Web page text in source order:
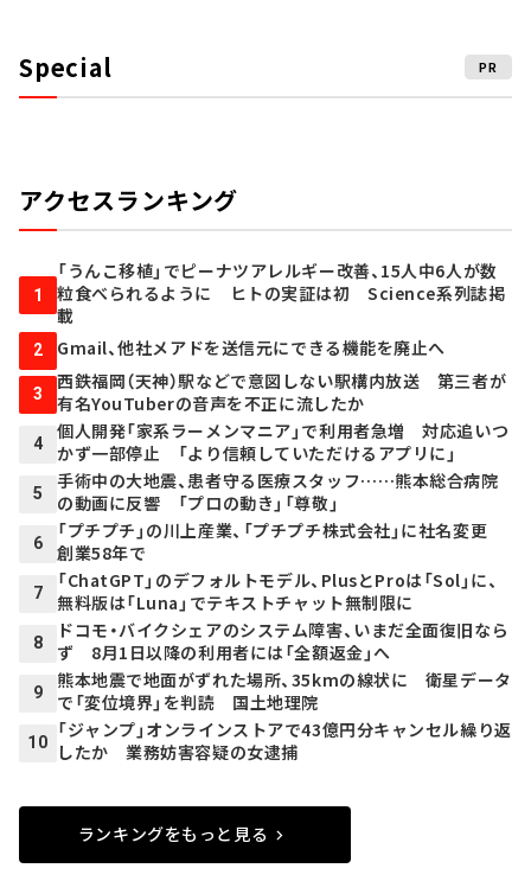
Special PR
アクセスランキング
1
「うんこ移植」でピーナツアレルギー改善、15人中6人が数
粒食べられるように ヒトの実証は初 Science系列誌掲
載
2 Gmail、他社メアドを送信元にできる機能を廃止へ
3
西鉄福岡（天神）駅などで意図しない駅構内放送 第三者が
有名YouTuberの音声を不正に流したか
4
個人開発「家系ラーメンマニア」で利用者急増 対応追いつ
かず一部停止 「より信頼していただけるアプリに」
5
手術中の大地震、患者守る医療スタッフ……熊本総合病院
の動画に反響 「プロの動き」「尊敬」
6
「プチプチ」の川上産業、「プチプチ株式会社」に社名変更
創業58年で
7
「ChatGPT」のデフォルトモデル、PlusとProは「Sol」に、
無料版は「Luna」でテキストチャット無制限に
8
ドコモ・バイクシェアのシステム障害、いまだ全面復旧なら
ず 8月1日以降の利用者には「全額返金」へ
9
熊本地震で地面がずれた場所、35kmの線状に 衛星データ
で「変位境界」を判読 国土地理院
10
「ジャンプ」オンラインストアで43億円分キャンセル繰り返
したか 業務妨害容疑の女逮捕
ランキングをもっと見る